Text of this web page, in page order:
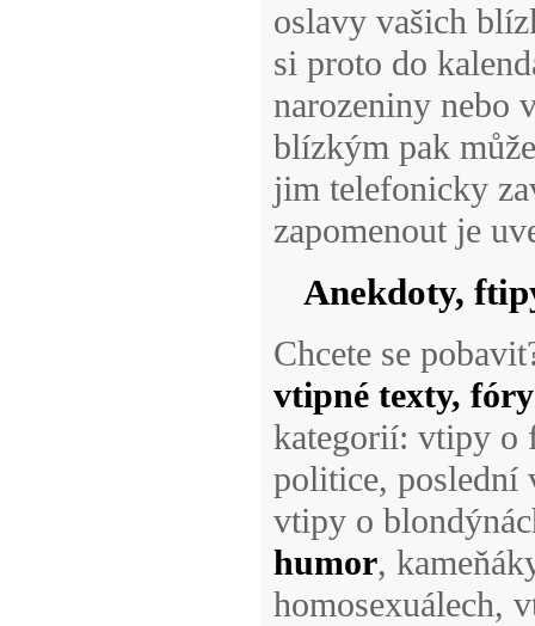
oslavy vašich
si proto do
narozeniny nebo
blízkým pak
jim telefonicky
zapomenout je
Anekdoty,
Chcete se
vtipné texty, fóry
kategorií: vtipy o
politice, poslední
vtipy o
humor,
homosexuálech,